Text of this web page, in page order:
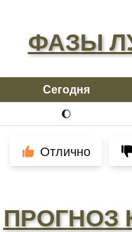
ФАЗЫ
Сегодня
🌔
Отлично
ПРОГНОЗ